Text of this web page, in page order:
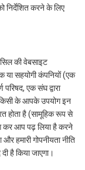
निर्देशित करने के लिए
की वेबसाइट
सहयोगी कंपनियों (एक
एक संघ द्वारा
किसी के आपके उपयोग इन
होता है (सामूहिक रूप से
कर आप पढ़ लिया है करने
हमारी गोपनीयता नीति
है किया जाएगा।